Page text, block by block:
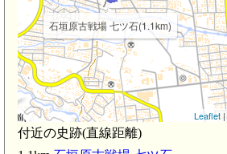
石垣原古戦場 七ツ石(1.1km)
Leaflet |
付近の史跡(直線距離)